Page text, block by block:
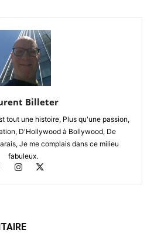
Billeter
tout une histoire, Plus qu'une passion,
D'Hollywood à Bollywood, De
Je me complais dans ce milieu
fabuleux.